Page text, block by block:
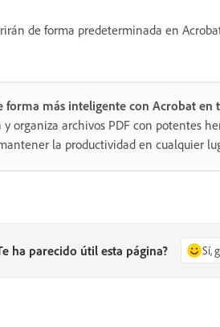
de forma predeterminada en
forma más inteligente con Acrobat en
y organiza archivos PDF con potentes
la productividad en cualquier
ha parecido útil esta página? Sí,